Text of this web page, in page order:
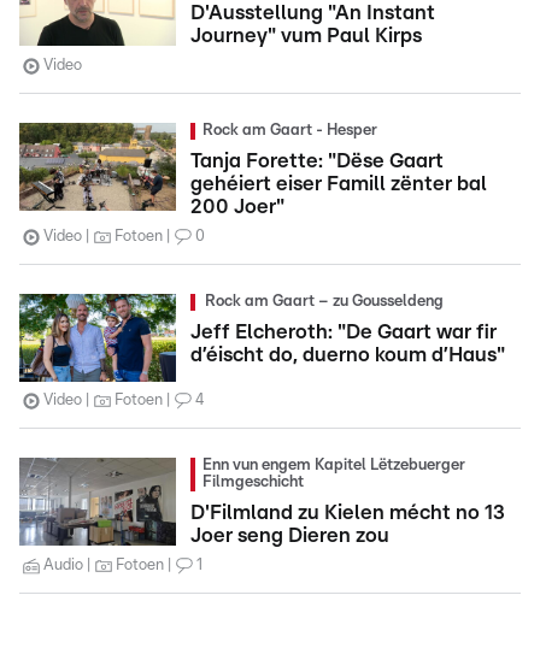
D'Ausstellung "An Instant
Journey" vum Paul Kirps
Video
Rock am Gaart - Hesper
Tanja Forette: "Dëse Gaart
gehéiert eiser Famill zënter bal
200 Joer"
Video Fotoen 0
Rock am Gaart – zu Gousseldeng
Jeff Elcheroth: "De Gaart war fir
d’éischt do, duerno koum d’Haus"
Video Fotoen 4
Enn vun engem Kapitel Lëtzebuerger
Filmgeschicht
D'Filmland zu Kielen mécht no 13
Joer seng Dieren zou
Audio Fotoen 1